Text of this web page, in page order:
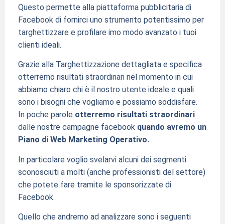
Questo permette alla piattaforma pubblicitaria di
Facebook di fornirci uno strumento potentissimo per
targhettizzare e profilare imo modo avanzato i tuoi
clienti ideali.
Grazie alla Targhettizzazione dettagliata e specifica
otterremo risultati straordinari nel momento in cui
abbiamo chiaro chi è il nostro utente ideale e quali
sono i bisogni che vogliamo e possiamo soddisfare.
In poche parole otterremo risultati straordinari
dalle nostre campagne facebook quando avremo un
Piano di Web Marketing Operativo.
In particolare voglio svelarvi alcuni dei segmenti
sconosciuti a molti (anche professionisti del settore)
che potete fare tramite le sponsorizzate di
Facebook.
Quello che andremo ad analizzare sono i seguenti